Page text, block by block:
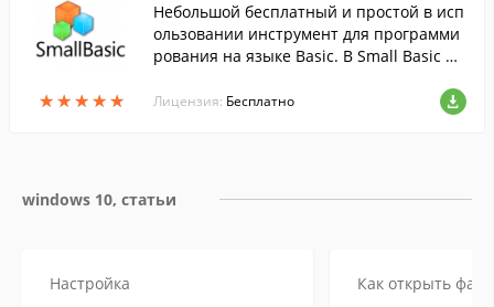
★★★★★
★★★★★
Небольшой бесплатный и простой в исп
ользовании инструмент для программи
рования на языке Basic. В Small Basic пр
ператоров с наглядными примерами, и
Лицензия: Бесплатно
windows 10, статьи
Настройка
Как открыть файл